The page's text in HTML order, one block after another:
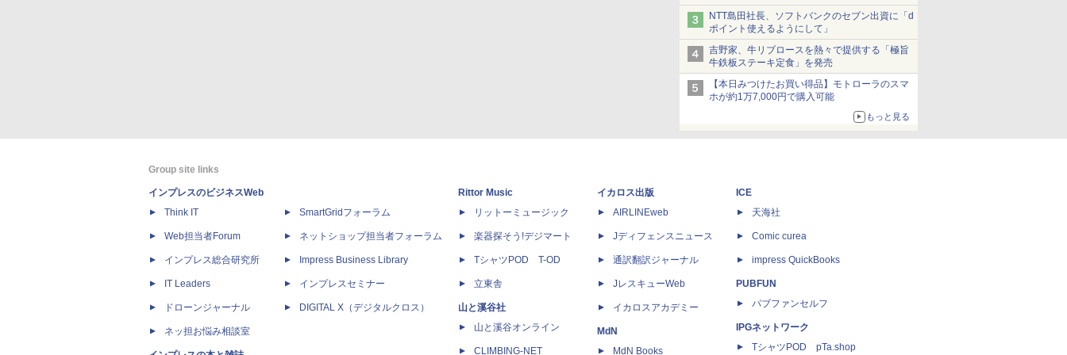
NTT島田社長、ソフトバンクのセブン出資に「d
ポイント使えるようにして」
吉野家、牛リブロースを熱々で提供する「極旨
牛鉄板ステーキ定食」を発売
【本日みつけたお買い得品】モトローラのスマ
ホが約1万7,000円で購入可能
もっと見る
Group site links
インプレスのビジネスWeb
Think IT
Web担当者Forum
インプレス総合研究所
IT Leaders
ドローンジャーナル
ネッ担お悩み相談室
SmartGridフォーラム
ネットショップ担当者フォーラム
Impress Business Library
インプレスセミナー
DIGITAL X（デジタルクロス）
Rittor Music
リットーミュージック
楽器探そう!デジマート
TシャツPOD T-OD
立東舎
山と溪谷社
山と溪谷オンライン
CLIMBING-NET
イカロス出版
AIRLINEweb
Jディフェンスニュース
通訳翻訳ジャーナル
JレスキューWeb
イカロスアカデミー
MdN
MdN Books
ICE
天海社
Comic curea
impress QuickBooks
PUBFUN
パブファンセルフ
IPGネットワーク
TシャツPOD pTa.shop